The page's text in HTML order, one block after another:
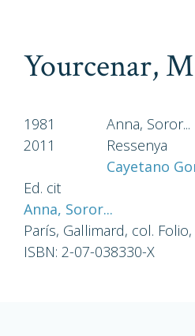
Yourcenar,
1981
Anna, Soror...
2011
Ressenya
Cayetano
Ed. cit
Anna, Soror...
París, Gallimard, col.
ISBN: 2-07-038330-X